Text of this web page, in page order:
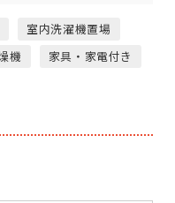
室内洗濯機置場
機 家具・家電付き